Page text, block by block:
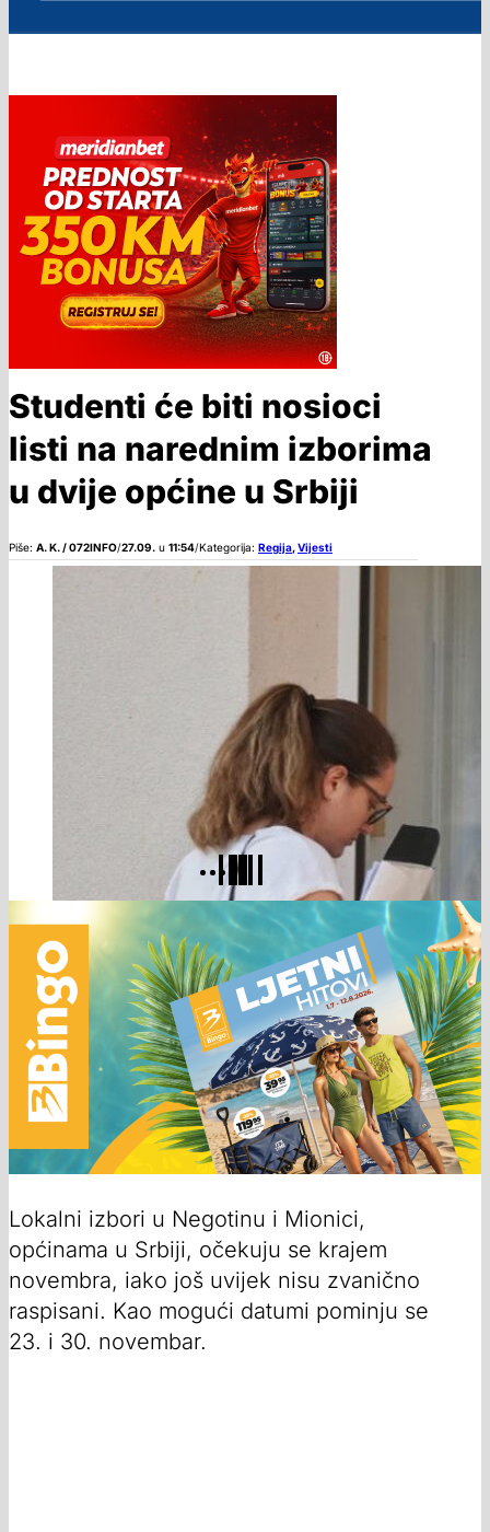
Studenti će biti nosioci
listi na narednim izborima
u dvije općine u Srbiji
Piše: A. K. / 072INFO/27.09. u 11:54/Kategorija: Regija,Vijesti
Lokalni izbori u Negotinu i Mionici,
općinama u Srbiji, očekuju se krajem
novembra, iako još uvijek nisu zvanično
raspisani. Kao mogući datumi pominju se
23. i 30. novembar.